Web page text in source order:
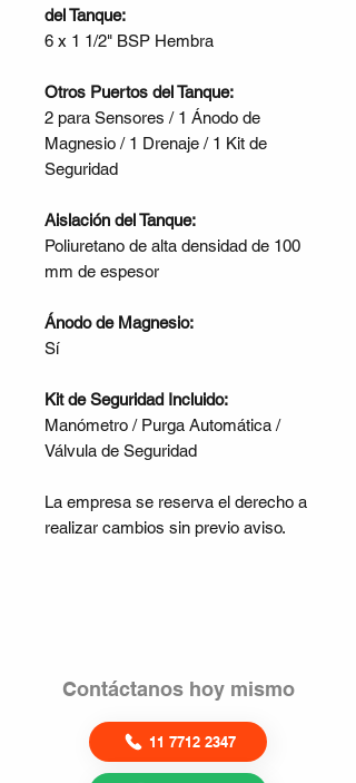
del Tanque:
6 x 1 1/2" BSP Hembra
Otros Puertos del Tanque:
2 para Sensores / 1 Ánodo de
Magnesio / 1 Drenaje / 1 Kit de
Seguridad
Aislación del Tanque:
Poliuretano de alta densidad de 100
mm de espesor
Ánodo de Magnesio:
Sí
Kit de Seguridad Incluido:
Manómetro / Purga Automática /
Válvula de Seguridad
La empresa se reserva el derecho a
realizar cambios sin previo aviso.
Contáctanos hoy mismo
11 7712 2347